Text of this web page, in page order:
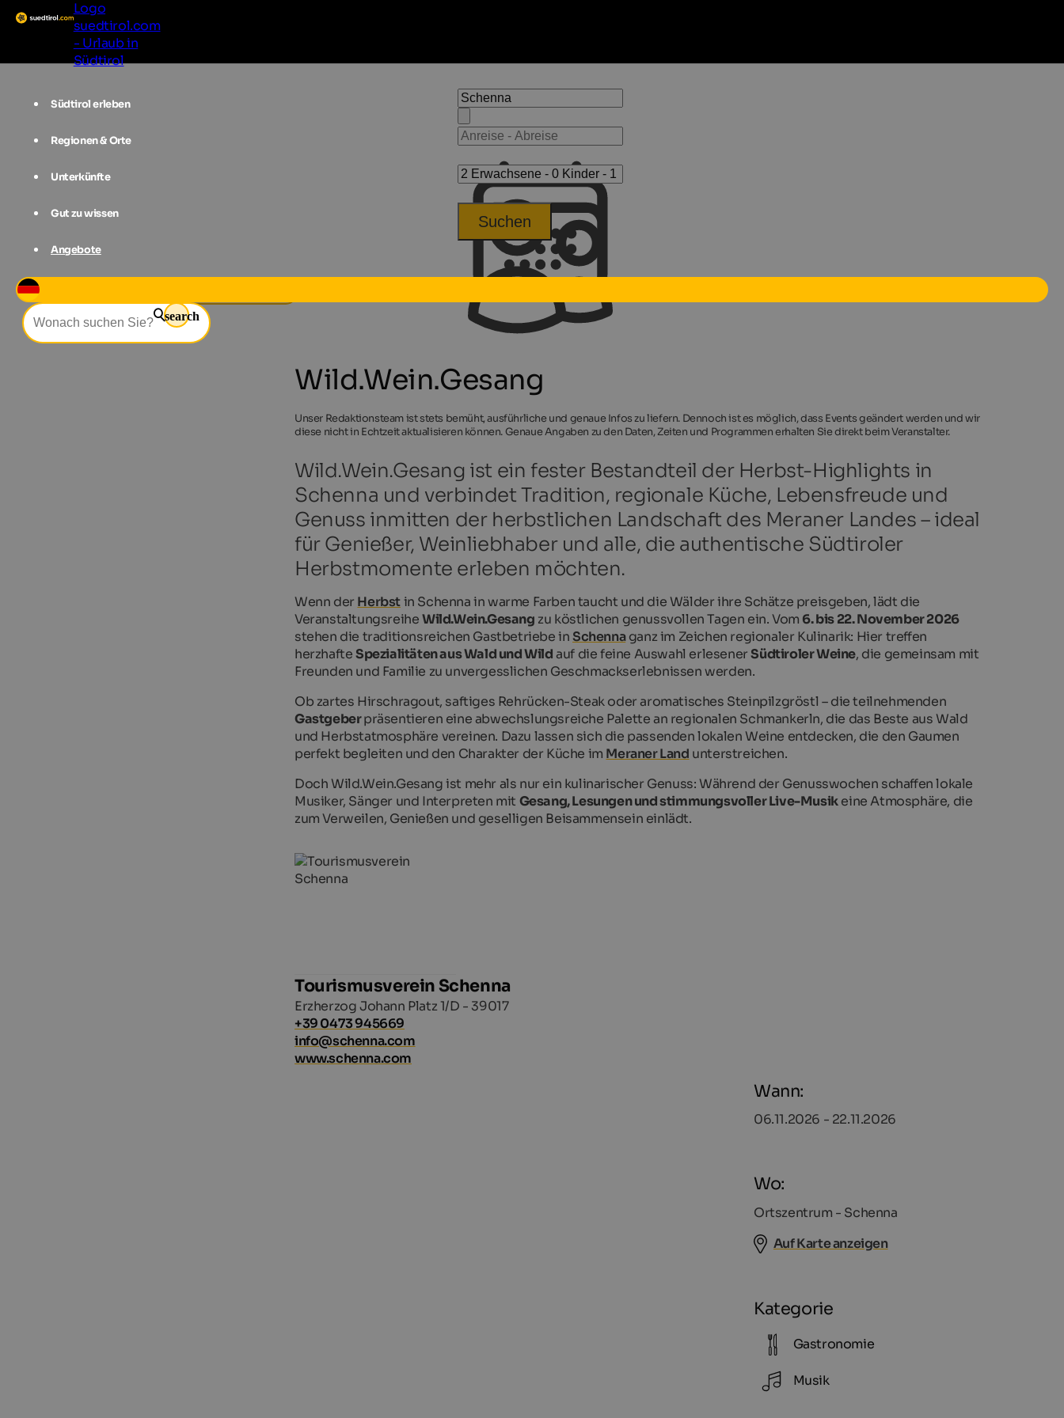
Logo
suedtirol.com
- Urlaub in
Südtirol
Südtirol erleben
Regionen & Orte
Unterkünfte
Gut zu wissen
Angebote
search
Suchen
Wild.Wein.Gesang
Unser Redaktionsteam ist stets bemüht, ausführliche und genaue Infos zu liefern. Dennoch ist es möglich, dass Events geändert werden und wir
diese nicht in Echtzeit aktualisieren können. Genaue Angaben zu den Daten, Zeiten und Programmen erhalten Sie direkt beim Veranstalter.
Wild.Wein.Gesang ist ein fester Bestandteil der Herbst-Highlights in
Schenna und verbindet Tradition, regionale Küche, Lebensfreude und
Genuss inmitten der herbstlichen Landschaft des Meraner Landes – ideal
für Genießer, Weinliebhaber und alle, die authentische Südtiroler
Herbstmomente erleben möchten.
Wenn der Herbstin Schenna in warme Farben taucht und die Wälder ihre Schätze preisgeben, lädt die
VeranstaltungsreiheWild.Wein.Gesang zu köstlichen genussvollen Tagen ein. Vom 6. bis 22. November 2026
stehen die traditionsreichen Gastbetriebe in Schennaganz im Zeichen regionaler Kulinarik: Hier treffen
herzhafteSpezialitäten aus Wald und Wildauf die feine Auswahl erlesenerSüdtiroler Weine, die gemeinsam mit
Freunden und Familie zu unvergesslichen Geschmackserlebnissen werden.
Ob zartes Hirschragout, saftiges Rehrücken-Steak oder aromatisches Steinpilzgröstl – die teilnehmenden
Gastgeberpräsentieren eine abwechslungsreiche Palette an regionalen Schmankerln, die das Beste aus Wald
und Herbstatmosphäre vereinen. Dazu lassen sich die passenden lokalen Weine entdecken, die den Gaumen
perfekt begleiten und den Charakter der Küche im Meraner Land unterstreichen.
Doch Wild.Wein.Gesang ist mehr als nur ein kulinarischer Genuss: Während der Genusswochen schaffen lokale
Musiker, Sänger und Interpreten mit Gesang, Lesungen und stimmungsvoller Live-Musikeine Atmosphäre, die
zum Verweilen, Genießen und geselligen Beisammensein einlädt.
Tourismusverein Schenna
Erzherzog Johann Platz 1/D - 39017
+39 0473 945669
info@schenna.com
www.schenna.com
Wann:
06.11.2026 - 22.11.2026
Wo:
Ortszentrum - Schenna
Auf Karte anzeigen
Kategorie
Gastronomie
Musik